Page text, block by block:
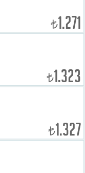
₺1.271
₺1.323
₺1.327